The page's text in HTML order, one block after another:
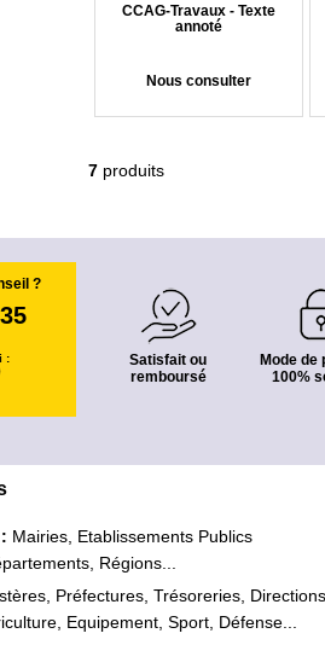
CCAG-Travaux - Texte
annoté
Nous consulter
7 produits
?
:
Satisfait ou
remboursé
Mode de
100%
Mairies, Etablissements Publics
Régions...
Préfectures, Trésoreries, Directions
Equipement, Sport, Défense...